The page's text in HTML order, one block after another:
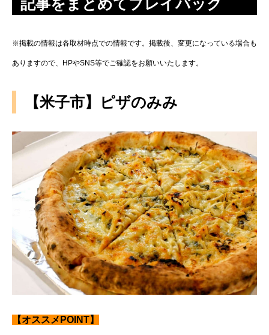
記事をまとめてプレイバック
※掲載の情報は各取材時点での情報です。掲載後、変更になっている場合も
ありますので、HPやSNS等でご確認をお願いいたします。
【米子市】ピザのみみ
【オススメPOINT】